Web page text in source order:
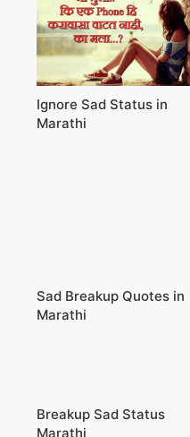
Ignore Sad Status in
Marathi
Sad Breakup Quotes in
Marathi
Breakup Sad Status
Marathi